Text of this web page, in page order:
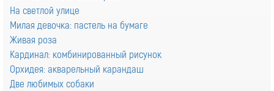
На светлой улице
Милая девочка: пастель на бумаге
Живая роза
Кардинал: комбинированный рисунок
Орхидея: акварельный карандаш
Две любимых собаки